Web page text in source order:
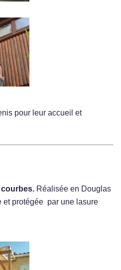
pour leur accueil et
courbes. Réalisée en Douglas
et protégée par une lasure